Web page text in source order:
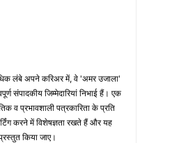
लंबे अपने करिअर में, वे 'अमर उजाला'
संपादकीय जिम्मेदारियां निभाई हैं। एक
व प्रभावशाली पत्रकारिता के प्रति
करने में विशेषज्ञता रखते हैं और यह
किया जाए।